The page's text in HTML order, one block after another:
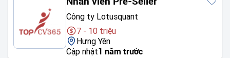
Công ty Lotusquant
7 - 10 triệu
Hưng Yên
Cập nhật1 năm trước